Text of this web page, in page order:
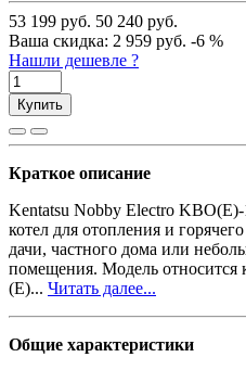
53 199 руб. 50 240 руб.
Ваша cкидка: 2 959 руб. -6 %
Нашли дешевле ?
Купить
Краткое описание
Kentatsu Nobby Electro
котел для отопления и
дачи, частного дома или
помещения. Модель относится
(E)... Читать далее...
Общие характеристики